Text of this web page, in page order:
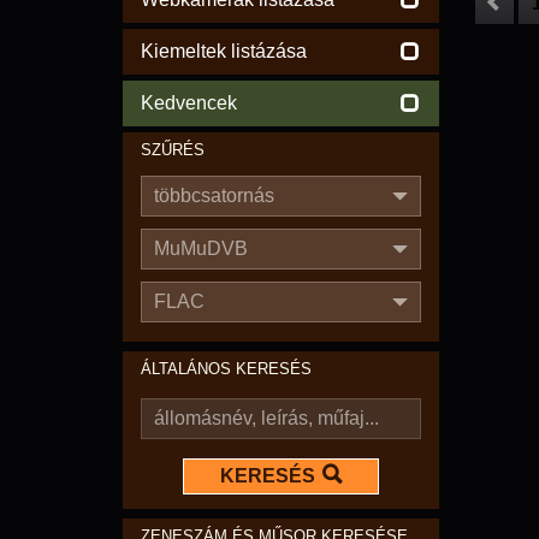
Kiemeltek listázása
Kedvencek
SZŰRÉS
többcsatornás
MuMuDVB
FLAC
ÁLTALÁNOS KERESÉS
KERESÉS